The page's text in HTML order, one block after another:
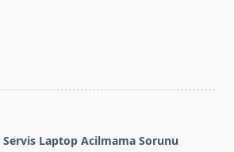
Laptop Acilmama Sorunu